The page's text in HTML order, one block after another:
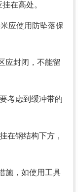
在高处。
米应使用防坠落保
应封闭，不能留
考虑到缓冲带的
在钢结构下方，
施，如使用工具